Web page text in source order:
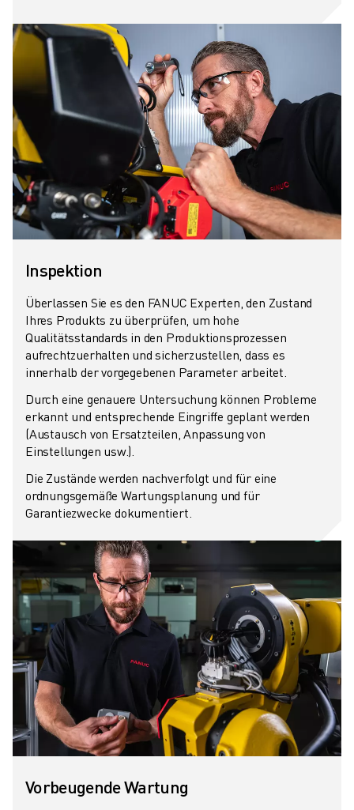
ERSATZTEILE
WIEDERAUFBEREITUNG
DIGITALE SERVICE TOOLS
E-STORE
DOWNLOAD CENTER » MYFANUC
TRAINING & AUSBILDUNG
FANUC AKADEMIE
BRANCHEN-LÖSUNGEN
LÖSUNGEN FÜR DIE AUSBILDUNG
WORLDSKILLS & YOUNG TALENTS
BILDUNGSVERANSTALTUNGEN
NEWS & MEDIA
EVENTS
BILDUNGSVERANSTALTUNGEN
ÜBER FANUC
ÜBER FANUC
FANUC IN EUROPA
UNSERE STANDORTE
NACHHALTIGKEIT
KARRIERE
GESTALTEN SIE IHRE ZUKUNFT MIT FANUC
JETZT BEWERBEN » KARRIEREPORTAL
KONTAKT
STANDORTE
IMPRESSUM
Inspektion
Überlassen Sie es den FANUC Experten, den Zustand
Ihres Produkts zu überprüfen, um hohe
Qualitätsstandards in den Produktionsprozessen
aufrechtzuerhalten und sicherzustellen, dass es
innerhalb der vorgegebenen Parameter arbeitet.
Durch eine genauere Untersuchung können Probleme
erkannt und entsprechende Eingriffe geplant werden
(Austausch von Ersatzteilen, Anpassung von
Einstellungen usw.).
Die Zustände werden nachverfolgt und für eine
ordnungsgemäße Wartungsplanung und für
Garantiezwecke dokumentiert.
Vorbeugende Wartung